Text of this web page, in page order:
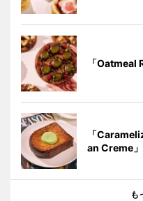
「Oatmeal
「
an Creme」
も